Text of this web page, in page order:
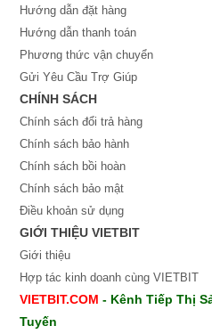
Hướng dẫn đặt hàng
Hướng dẫn thanh toán
Phương thức vận chuyển
Gửi Yêu Cầu Trợ Giúp
CHÍNH SÁCH
Chính sách đổi trả hàng
Chính sách bảo hành
Chính sách bồi hoàn
Chính sách bảo mật
Điều khoản sử dụng
GIỚI THIỆU VIETBIT
Giới thiệu
Hợp tác kinh doanh cùng VIETBIT
VIETBIT.COM - Kênh Tiếp Thị
Tuyến